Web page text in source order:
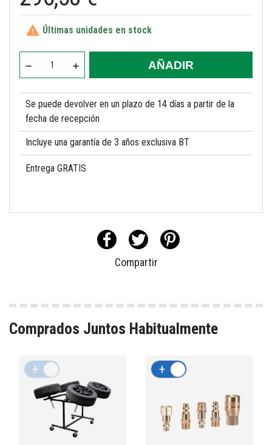
 Últimas unidades en stock
AÑADIR
Se puede devolver en un plazo de 14 días a partir de la
fecha de recepción
Incluye una garantía de 3 años exclusiva BT
Entrega GRATIS
Compartir
Comprados Juntos Habitualmente
+ +